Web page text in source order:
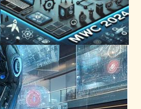
未来のデバイスが魅せる！
MWC 2024で披露された革
新技術
テクノロジーとエンタメニュース
2024年2月28日15:52